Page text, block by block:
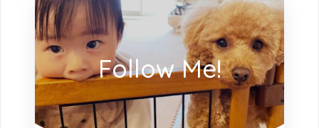
Follow Me!